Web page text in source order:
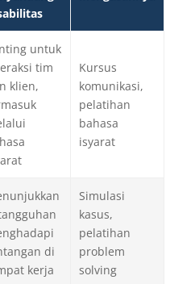
untuk
tim
klien,
Kursus
komunikasi,
pelatihan
bahasa
isyarat
di
kerja
Simulasi
kasus,
pelatihan
problem
solving